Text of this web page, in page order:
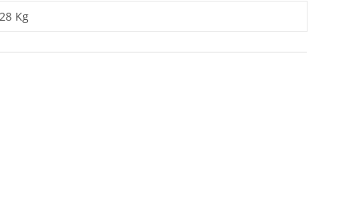
Kg